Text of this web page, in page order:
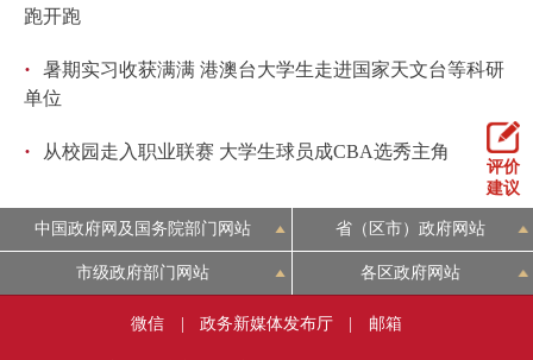
跑开跑
·
暑期实习收获满满 港澳台大学生走进国家天文台等科研
单位
· 从校园走入职业联赛 大学生球员成CBA选秀主角
评价
建议
中国政府网及国务院部门网站 省（区市）政府网站
市级政府部门网站 各区政府网站
微信 政务新媒体发布厅 邮箱